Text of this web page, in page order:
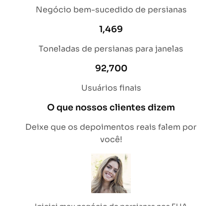
Negócio bem-sucedido de persianas
1,469
Toneladas de persianas para janelas
92,700
Usuários finais
O que nossos clientes dizem
Deixe que os depoimentos reais falem por
você!